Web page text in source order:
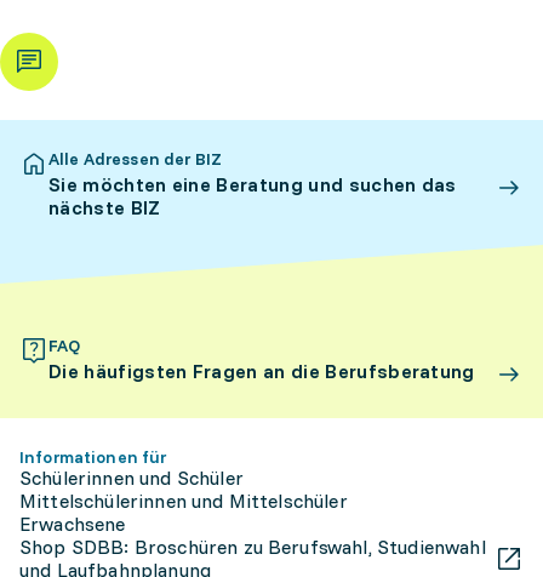
Alle Adressen der BIZ
Sie möchten eine Beratung und suchen das
nächste BIZ
FAQ
Die häufigsten Fragen an die Berufsberatung
Informationen für
Schülerinnen und Schüler
Mittelschülerinnen und Mittelschüler
Erwachsene
Shop SDBB: Broschüren zu Berufswahl, Studienwahl
und Laufbahnplanung